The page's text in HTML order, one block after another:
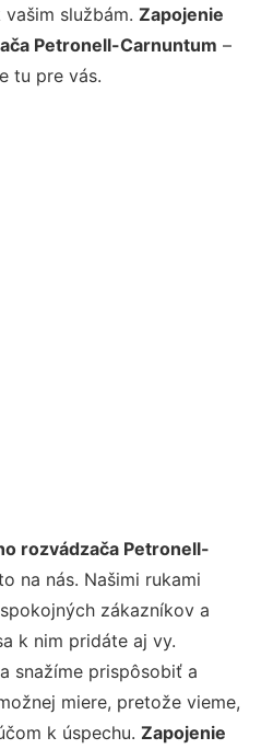
službám. Zapojenie
Petronell-Carnuntum –
tu pre vás.
rozvádzača Petronell-
na nás. Našimi rukami
zákazníkov a
k nim pridáte aj vy.
snažíme prispôsobiť a
miere, pretože vieme,
k úspechu. Zapojenie